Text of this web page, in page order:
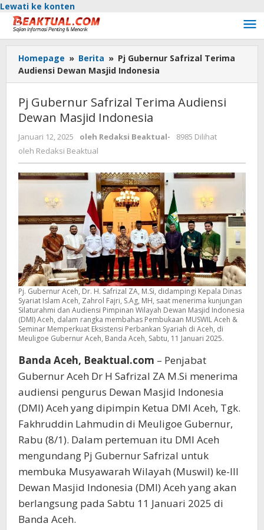
Lewati ke konten
Homepage » Berita » Pj Gubernur Safrizal Terima
Audiensi Dewan Masjid Indonesia
Pj Gubernur Safrizal Terima Audiensi
Dewan Masjid Indonesia
Januari 12, 2025 oleh Redaksi Beaktual-
8985 Dilihat
oleh Redaksi Beaktual
Pj. Gubernur Aceh, Dr. H. Safrizal ZA, M.Si, didampingi Kepala Dinas
Syariat Islam Aceh, Zahrol Fajri, S.Ag, MH, saat menerima kunjungan
Silaturahmi dan Audiensi Pimpinan Wilayah Dewan Masjid Indonesia
(DMI) Aceh, dalam rangka membahas Pembukaan MUSWIL Aceh &
Seminar Memperkuat Eksistensi Perbankan Syariah di Aceh, di
Meuligoe Gubernur Aceh, Banda Aceh, Sabtu, 11 Januari 2025.
Banda Aceh, Beaktual.com – Penjabat
Gubernur Aceh Dr H Safrizal ZA M.Si menerima
audiensi pengurus Dewan Masjid Indonesia
(DMI) Aceh yang dipimpin Ketua DMI Aceh, Tgk.
Fakhruddin Lahmudin di Meuligoe Gubernur,
Rabu (8/1). Dalam pertemuan itu DMI Aceh
mengundang Pj Gubernur Safrizal untuk
membuka Musyawarah Wilayah (Muswil) ke-III
Dewan Masjid Indonesia (DMI) Aceh yang akan
berlangsung pada Sabtu 11 Januari 2025 di
Banda Aceh.